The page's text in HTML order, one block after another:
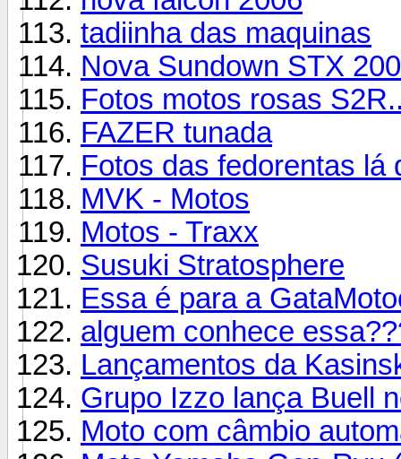
tadiinha das maquinas
Nova Sundown STX
Fotos motos rosas
FAZER tunada
Fotos das fedorentas lá
MVK - Motos
Motos - Traxx
Susuki Stratosphere
Essa é para a
alguem conhece
Lançamentos da
Grupo Izzo lança Buell
Moto com câmbio